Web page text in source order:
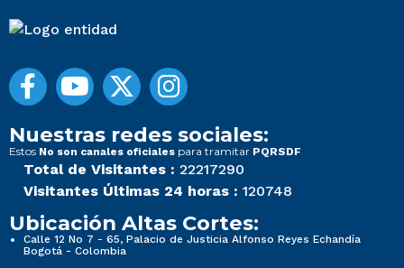
Nuestras redes sociales:
Estos No son canales oficiales para tramitar PQRSDF
Total de Visitantes : 22217290
Visitantes Últimas 24 horas : 120748
Ubicación Altas Cortes:
Calle 12 No 7 - 65, Palacio de Justicia Alfonso Reyes Echandía
Bogotá - Colombia